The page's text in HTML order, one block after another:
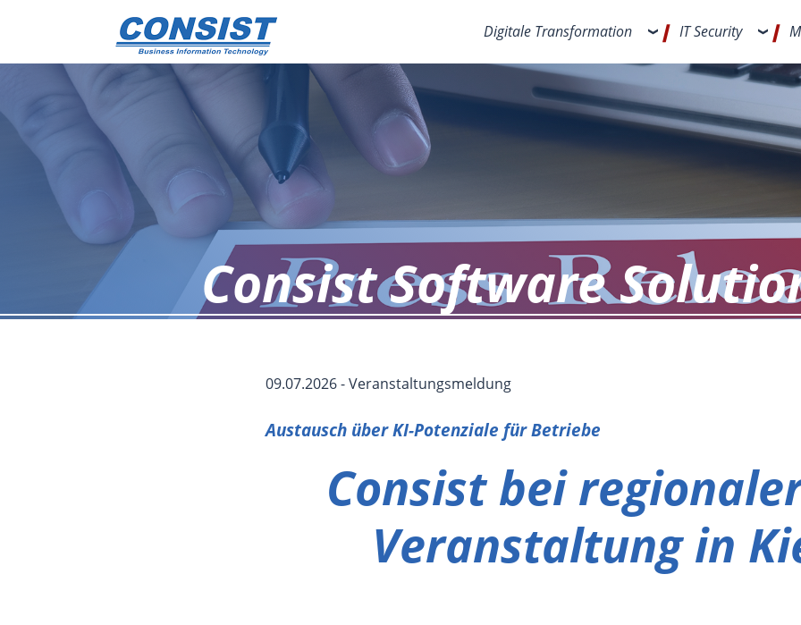
Digitale Transformation IT Security
Consist Software
09.07.2026 - Veranstaltungsmeldung
Austausch über KI-Potenziale für Betriebe
Consist bei
Veranstaltung in